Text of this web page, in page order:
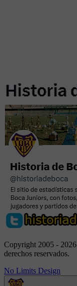
Copyright 2005 -
derechos reservados.
No Limits Design